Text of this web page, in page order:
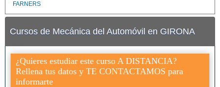
FARNERS
Cursos de Mecánica del Automóvil en GIRONA
¿Quieres estudiar este curso A DISTANCIA?
Rellena tus datos y TE CONTACTAMOS para
informarte